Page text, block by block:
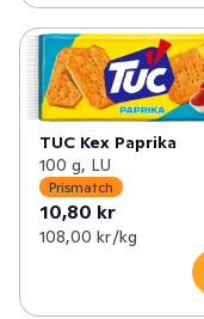
TUC Kex Paprika
100 g, LU
Prismatch
10,80 kr
108,00 kr /kg